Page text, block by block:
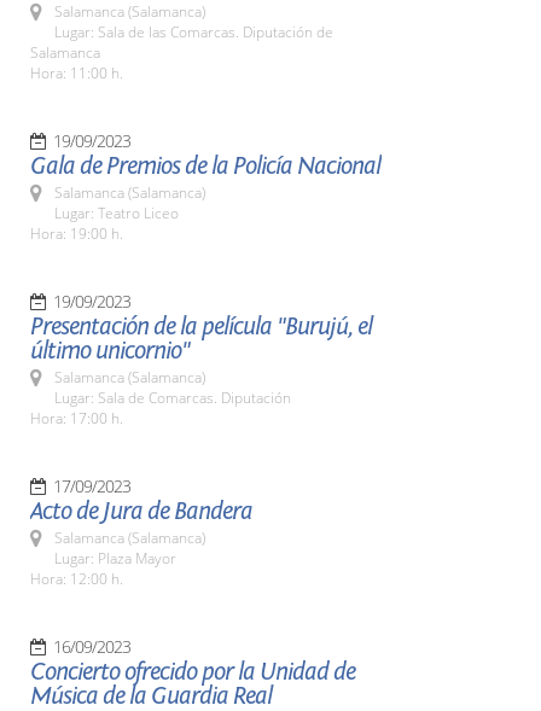
Salamanca (Salamanca)
Lugar: Sala de las Comarcas. Diputación de
Salamanca
Hora: 11:00 h.
19/09/2023
Gala de Premios de la Policía Nacional
Salamanca (Salamanca)
Lugar: Teatro Liceo
Hora: 19:00 h.
19/09/2023
Presentación de la película "Burujú, el
último unicornio"
Salamanca (Salamanca)
Lugar: Sala de Comarcas. Diputación
Hora: 17:00 h.
17/09/2023
Acto de Jura de Bandera
Salamanca (Salamanca)
Lugar: Plaza Mayor
Hora: 12:00 h.
16/09/2023
Concierto ofrecido por la Unidad de
Música de la Guardia Real